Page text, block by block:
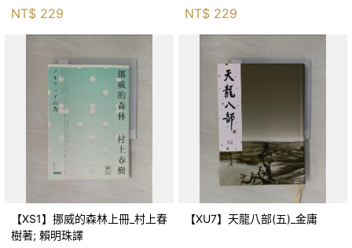
NT$ 229 NT$ 229
【XS1】挪威的森林上冊_村上春
樹著; 賴明珠譯
【XU7】天龍八部(五)_金庸